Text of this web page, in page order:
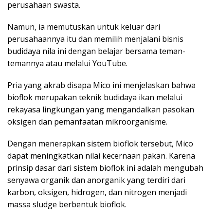
perusahaan swasta.
Namun, ia memutuskan untuk keluar dari
perusahaannya itu dan memilih menjalani bisnis
budidaya nila ini dengan belajar bersama teman-
temannya atau melalui YouTube.
Pria yang akrab disapa Mico ini menjelaskan bahwa
bioflok merupakan teknik budidaya ikan melalui
rekayasa lingkungan yang mengandalkan pasokan
oksigen dan pemanfaatan mikroorganisme.
Dengan menerapkan sistem bioflok tersebut, Mico
dapat meningkatkan nilai kecernaan pakan. Karena
prinsip dasar dari sistem bioflok ini adalah mengubah
senyawa organik dan anorganik yang terdiri dari
karbon, oksigen, hidrogen, dan nitrogen menjadi
massa sludge berbentuk bioflok.